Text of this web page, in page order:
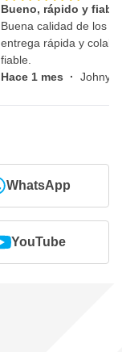
Bueno, rápido y fiable
Buena calidad de los
entrega rápida y
fiable.
Hace 1 mes · Johny,
WhatsApp
YouTube